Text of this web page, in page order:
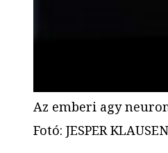
Az emberi agy
Fotó: JESPER